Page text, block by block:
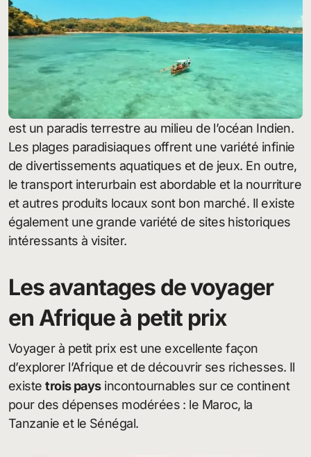
est un paradis terrestre au milieu de l’océan Indien.
Les plages paradisiaques offrent une variété infinie
de divertissements aquatiques et de jeux. En outre,
le transport interurbain est abordable et la nourriture
et autres produits locaux sont bon marché. Il existe
également une grande variété de sites historiques
intéressants à visiter.
Les avantages de voyager
en Afrique à petit prix
Voyager à petit prix est une excellente façon
d’explorer l’Afrique et de découvrir ses richesses. Il
existetrois paysincontournables sur ce continent
pour des dépenses modérées : le Maroc, la
Tanzanie et le Sénégal.